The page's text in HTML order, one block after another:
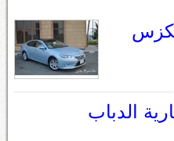
الدباب